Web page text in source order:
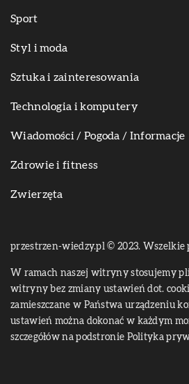
Sport
Styl i moda
Sztuka i zainteresowania
Technologia i komputery
Wiadomości / Pogoda / Informacje
Zdrowie i fitness
Zwierzęta
przestrzen-wiedzy.pl © 2023. Wszelkie
W ramach naszej witryny stosujemy
witryny bez zmiany ustawień dot.
zamieszczane w Państwa urządzeniu
ustawień można dokonać w każdym
szczegółów na podstronie Polityka